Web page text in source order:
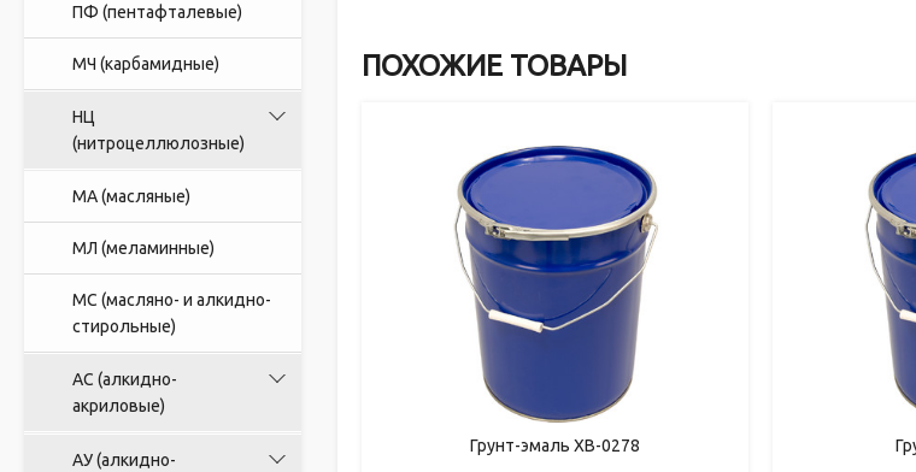
ПФ (пентафталевые)
МЧ (карбамидные)
НЦ
(нитроцеллюлозные)
МА (масляные)
МЛ (меламинные)
МС (масляно- и алкидно-
стирольные)
АС (алкидно-
акриловые)
АУ (алкидно-
ПОХОЖИЕ ТОВАРЫ
Грунт-эмаль ХВ-0278